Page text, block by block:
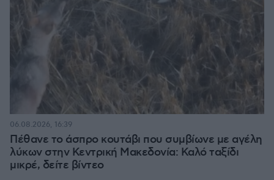
Πέθανε το άσπρο κουτάβι που συμβίωνε με αγέλη
λύκων στην Κεντρική Μακεδονία: Καλό ταξίδι
μικρέ, δείτε βίντεο
06.08.2026, 16:39